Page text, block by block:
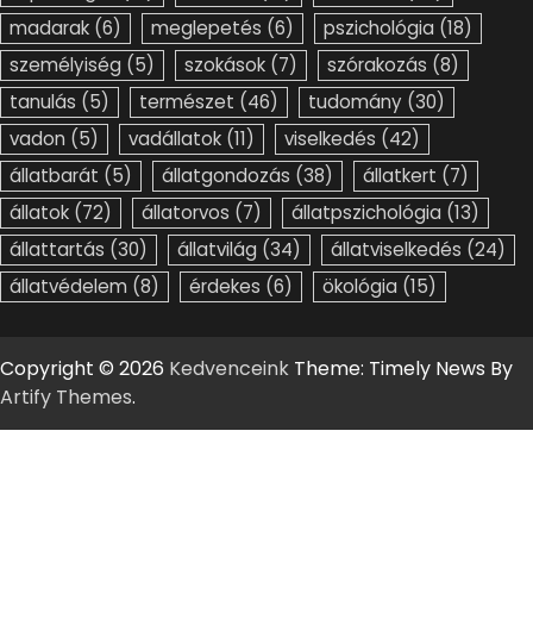
madarak (6) meglepetés (6) pszichológia (18)
személyiség (5) szokások (7) szórakozás (8)
tanulás (5) természet (46) tudomány (30)
vadon (5) vadállatok (11) viselkedés (42)
állatbarát (5) állatgondozás (38) állatkert (7)
állatok (72) állatorvos (7) állatpszichológia (13)
állattartás (30) állatvilág (34) állatviselkedés (24)
állatvédelem (8) érdekes (6) ökológia (15)
Copyright © 2026 Kedvenceink Theme: Timely News By
Artify Themes.